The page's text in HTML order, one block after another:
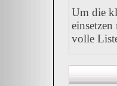
Um die
volle